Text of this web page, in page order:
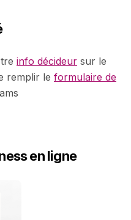
info décideur sur le
remplir le formulaire de
en ligne